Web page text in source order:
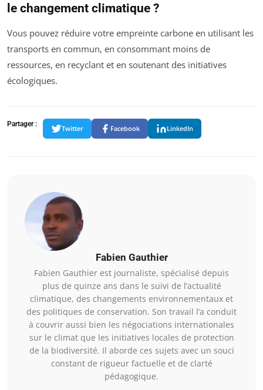
le changement climatique ?
Vous pouvez réduire votre empreinte carbone en utilisant les
transports en commun, en consommant moins de
ressources, en recyclant et en soutenant des initiatives
écologiques.
Partager :
Twitter Facebook LinkedIn
Fabien Gauthier
Fabien Gauthier est journaliste, spécialisé depuis
plus de quinze ans dans le suivi de l’actualité
climatique, des changements environnementaux et
des politiques de conservation. Son travail l’a conduit
à couvrir aussi bien les négociations internationales
sur le climat que les initiatives locales de protection
de la biodiversité. Il aborde ces sujets avec un souci
constant de rigueur factuelle et de clarté
pédagogique.